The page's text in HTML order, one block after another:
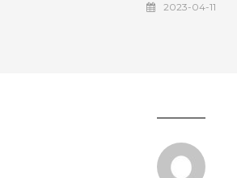
2023-04-11